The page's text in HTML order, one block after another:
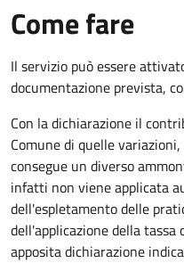
Come fare
Il servizio può essere
documentazione prevista,
Con la dichiarazione il
Comune di quelle
consegue un diverso
infatti non viene applicata
dell'espletamento delle
dell'applicazione della tassa
apposita dichiarazione